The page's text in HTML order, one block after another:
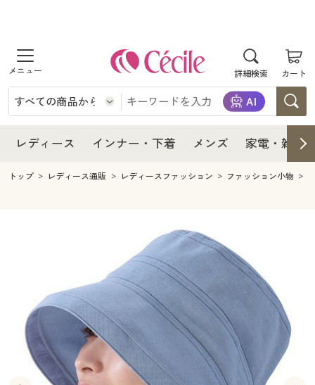
詳細検索 カート
商品を探す
レディース
レディースファッション
インナー・下着
インナー・下着通販すべて
ジュニア・ティーンズ下着
メンズ
メンズ下着
キッチン・雑貨・日用品
寝具・インテリア・家具
寝具・インテリア・家具通販すべて
家具・収納
寝具・ベッド
美容・健康
美容・健康通販すべて
美容・健康・サプリメント
制服・スクール
制服・スクールすべて
大きいサイズ
レディース インナー・下着 メンズ 家電・雑貨
レディース
レディース通販すべて
レディースファッション
インナー・下着
インナー・下着通販すべて
メンズ
キッチン・雑貨・日用品
寝具・インテリア・家具通販すべて
寝具・ベッド
カーテン・ラグ・ファブリック
美容・健康通販すべて
美容・健康・サプリメント
制服・スクール
制服・スクールすべて
制服・学生服
大きいサイズ
大きいサイズ通販すべて
バーゲン
トップ レディース通販 レディースファッション ファッション小物